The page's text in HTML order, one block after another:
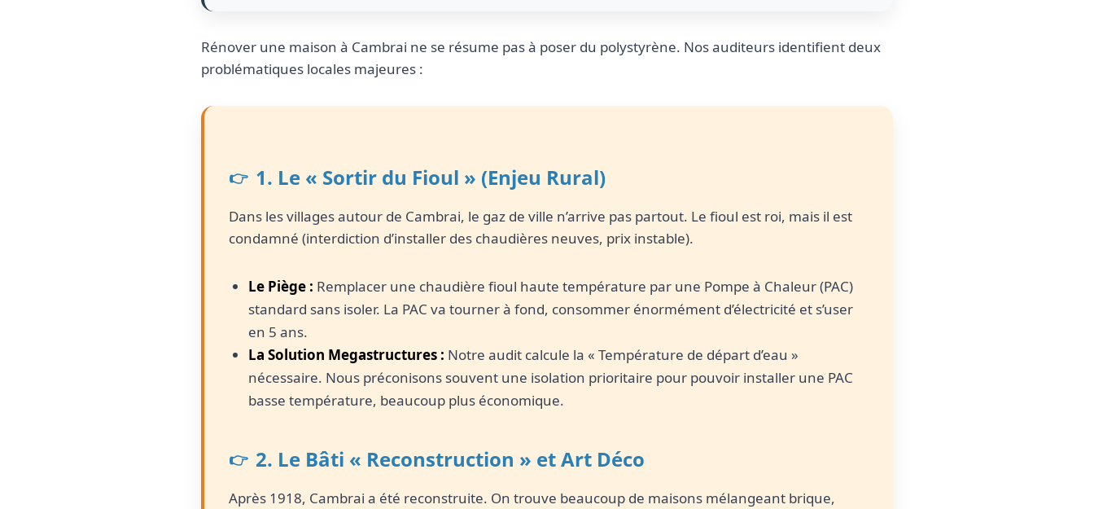
Rénover une maison à Cambrai ne se résume pas à poser du polystyrène. Nos auditeurs identifient deux
problématiques locales majeures :
1. Le « Sortir du Fioul » (Enjeu Rural)
Dans les villages autour de Cambrai, le gaz de ville n’arrive pas partout. Le fioul est roi, mais il est
condamné (interdiction d’installer des chaudières neuves, prix instable).
Le Piège : Remplacer une chaudière fioul haute température par une Pompe à Chaleur (PAC)
standard sans isoler. La PAC va tourner à fond, consommer énormément d’électricité et s’user
en 5 ans.
La Solution Megastructures : Notre audit calcule la « Température de départ d’eau »
nécessaire. Nous préconisons souvent une isolation prioritaire pour pouvoir installer une PAC
basse température, beaucoup plus économique.
2. Le Bâti « Reconstruction » et Art Déco
Après 1918, Cambrai a été reconstruite. On trouve beaucoup de maisons mélangeant brique,